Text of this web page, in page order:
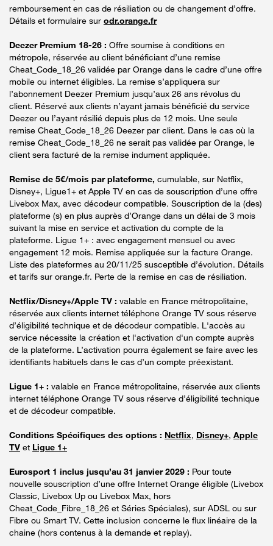
remboursement en cas de résiliation ou de changement d’offre.
Détails et formulaire sur odr.orange.fr
Deezer Premium 18-26 : Offre soumise à conditions en
métropole, réservée au client bénéficiant d’une remise
Cheat_Code_18_26 validée par Orange dans le cadre d’une offre
mobile ou internet éligibles. La remise s’appliquera sur
l’abonnement Deezer Premium jusqu’aux 26 ans révolus du
client. Réservé aux clients n’ayant jamais bénéficié du service
Deezer ou l’ayant résilié depuis plus de 12 mois. Une seule
remise Cheat_Code_18_26 Deezer par client. Dans le cas où la
remise Cheat_Code_18_26 ne serait pas validée par Orange, le
client sera facturé de la remise indument appliquée.
Remise de 5€/mois par plateforme, cumulable, sur Netflix,
Disney+, Ligue1+ et Apple TV en cas de souscription d’une offre
Livebox Max, avec décodeur compatible. Souscription de la (des)
plateforme (s) en plus auprès d’Orange dans un délai de 3 mois
suivant la mise en service et activation du compte de la
plateforme. Ligue 1+ : avec engagement mensuel ou avec
engagement 12 mois. Remise appliquée sur la facture Orange.
Liste des plateformes au 20/11/25 susceptible d’évolution. Détails
et tarifs sur orange.fr. Perte de la remise en cas de résiliation.
Netflix/Disney+/Apple TV : valable en France métropolitaine,
réservée aux clients internet téléphone Orange TV sous réserve
d’éligibilité technique et de décodeur compatible. L'accès au
service nécessite la création et l'activation d'un compte auprès
de la plateforme. L’activation pourra également se faire avec les
identifiants habituels dans le cas d’un compte préexistant.
Ligue 1+ : valable en France métropolitaine, réservée aux clients
internet téléphone Orange TV sous réserve d’éligibilité technique
et de décodeur compatible.
Conditions Spécifiques des options : Netflix, Disney+, Apple
TV et Ligue 1+
Eurosport 1 inclus jusqu’au 31 janvier 2029 : Pour toute
nouvelle souscription d’une offre Internet Orange éligible (Livebox
Classic, Livebox Up ou Livebox Max, hors
Cheat_Code_Fibre_18_26 et Séries Spéciales), sur ADSL ou sur
Fibre ou Smart TV. Cette inclusion concerne le flux linéaire de la
chaine (hors contenus à la demande et replay).